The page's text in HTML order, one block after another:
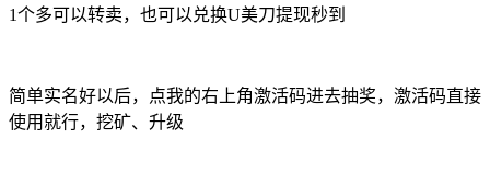
1个多可以转卖，也可以兑换U美刀提现秒到
简单实名好以后，点我的右上角激活码进去抽奖，激活码直接
使用就行，挖矿、升级